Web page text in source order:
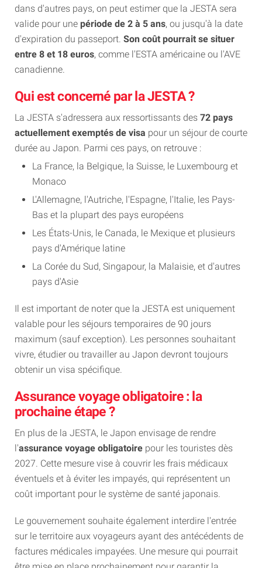
dans d'autres pays, on peut estimer que la JESTA sera
valide pour une période de 2 à 5 ans, ou jusqu'à la date
d'expiration du passeport. Son coût pourrait se situer
entre 8 et 18 euros, comme l'ESTA américaine ou l'AVE
canadienne.
Qui est concerné par la JESTA ?
La JESTA s'adressera aux ressortissants des 72 pays
actuellement exemptés de visa pour un séjour de courte
durée au Japon. Parmi ces pays, on retrouve :
La France, la Belgique, la Suisse, le Luxembourg et
Monaco
L'Allemagne, l'Autriche, l'Espagne, l'Italie, les Pays-
Bas et la plupart des pays européens
Les États-Unis, le Canada, le Mexique et plusieurs
pays d'Amérique latine
La Corée du Sud, Singapour, la Malaisie, et d'autres
pays d'Asie
Il est important de noter que la JESTA est uniquement
valable pour les séjours temporaires de 90 jours
maximum (sauf exception). Les personnes souhaitant
vivre, étudier ou travailler au Japon devront toujours
obtenir un visa spécifique.
Assurance voyage obligatoire : la
prochaine étape ?
En plus de la JESTA, le Japon envisage de rendre
l'assurance voyage obligatoire pour les touristes dès
2027. Cette mesure vise à couvrir les frais médicaux
éventuels et à éviter les impayés, qui représentent un
coût important pour le système de santé japonais.
Le gouvernement souhaite également interdire l'entrée
sur le territoire aux voyageurs ayant des antécédents de
factures médicales impayées. Une mesure qui pourrait